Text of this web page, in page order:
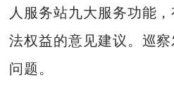
人服务站九大服务功能
法权益的意见建议。巡
问题。